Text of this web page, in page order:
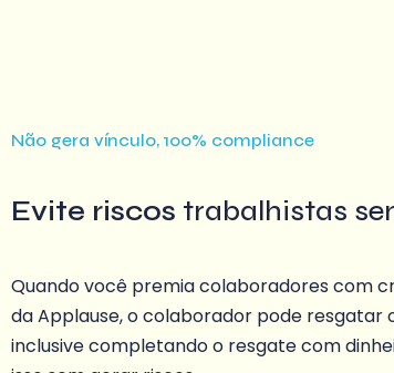
Não gera vínculo, 100% compliance
Evite riscos trabalhistas
Quando você premia colaboradores com
da Applause, o colaborador pode resgatar
inclusive completando o resgate com